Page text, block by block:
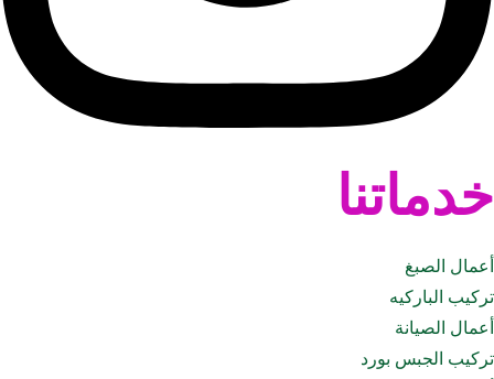
خدماتنا
أعمال الصبغ
تركيب الباركيه
أعمال الصيانة
تركيب الجبس بورد